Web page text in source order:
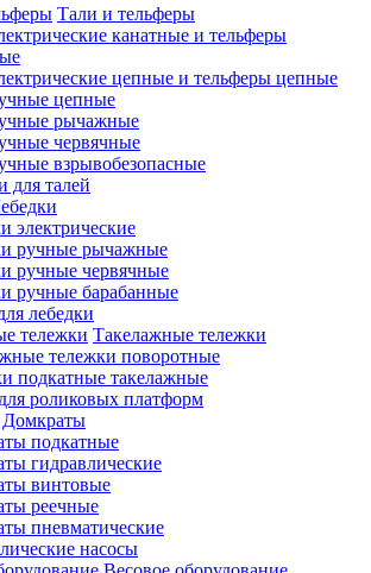
Тали и тельферы
канатные и тельферы
цепные и тельферы цепные
цепные
рычажные
червячные
взрывобезопасные
для талей
электрические
ручные рычажные
ручные червячные
ручные барабанные
лебедки
Такелажные тележки
тележки поворотные
подкатные такелажные
роликовых платформ
Домкраты
подкатные
гидравлические
винтовые
реечные
пневматические
насосы